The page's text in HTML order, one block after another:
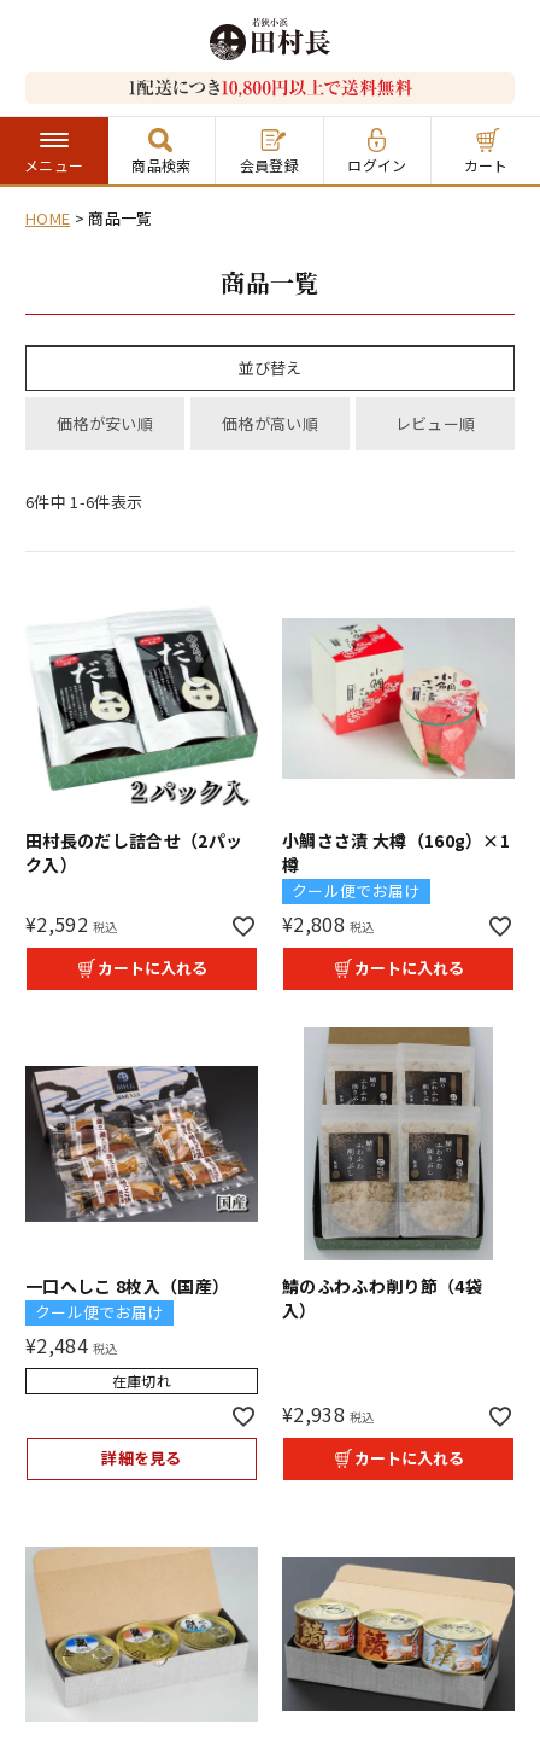
メニュー 商品検索 会員登録 ログイン カート
HOME 商品一覧
商品一覧
並び替え
価格が安い順 価格が高い順 レビュー順
6件中 1-6件表示
田村長のだし詰合せ（2パッ
ク入）
¥2,592 税込
カートに入れる
小鯛ささ漬 大樽（160g）×1
樽
クール便でお届け
¥2,808 税込
カートに入れる
一口へしこ 8枚入（国産）
クール便でお届け
¥2,484 税込
在庫切れ
詳細を見る
鯖のふわふわ削り節（4袋
入）
¥2,938 税込
カートに入れる